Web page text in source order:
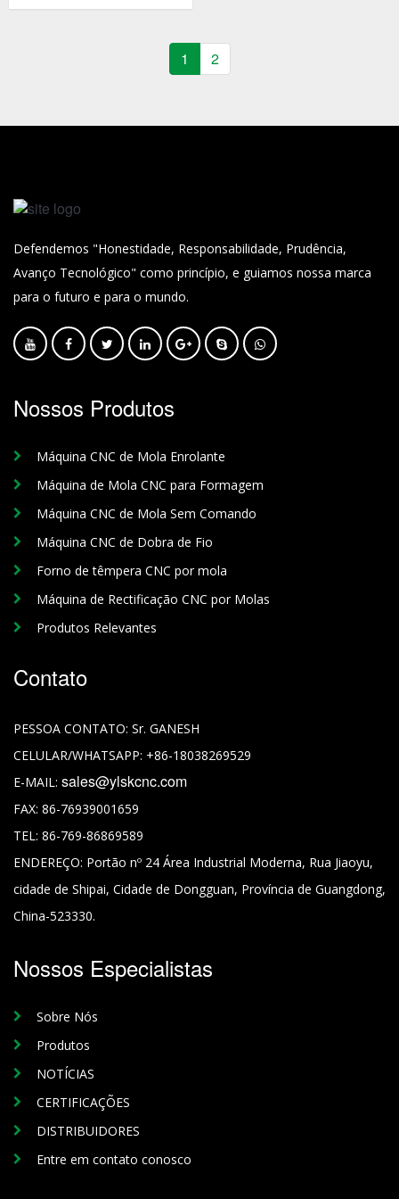
outras.
1 2
Defendemos "Honestidade, Responsabilidade, Prudência,
Avanço Tecnológico" como princípio, e guiamos nossa marca
para o futuro e para o mundo.
Nossos Produtos
Máquina CNC de Mola Enrolante
Máquina de Mola CNC para Formagem
Máquina CNC de Mola Sem Comando
Máquina CNC de Dobra de Fio
Forno de têmpera CNC por mola
Máquina de Rectificação CNC por Molas
Produtos Relevantes
Contato
PESSOA CONTATO: Sr. GANESH
CELULAR/WHATSAPP: +86-18038269529
E-MAIL: sales@ylskcnc.com
FAX: 86-76939001659
TEL: 86-769-86869589
ENDEREÇO: Portão nº 24 Área Industrial Moderna, Rua Jiaoyu,
cidade de Shipai, Cidade de Dongguan, Província de Guangdong,
China-523330.
Nossos Especialistas
Sobre Nós
Produtos
NOTÍCIAS
CERTIFICAÇÕES
DISTRIBUIDORES
Entre em contato conosco